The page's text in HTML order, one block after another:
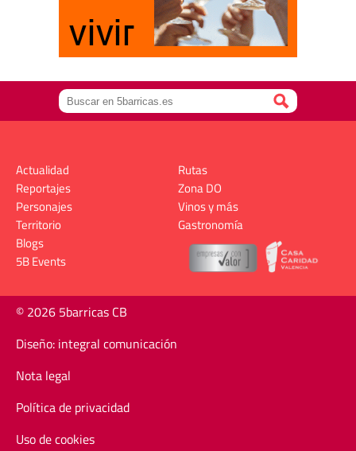
Actualidad
Reportajes
Personajes
Territorio
Rutas
Zona DO
Vinos y más
Gastronomía
Blogs
5B Events
© 2026 5barricas CB
Diseño: integral comunicación
Nota legal
Política de privacidad
Uso de cookies